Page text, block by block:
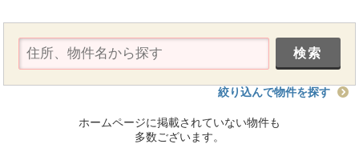
絞り込んで物件を探す
ホームページに掲載されていない物件も
多数ございます。